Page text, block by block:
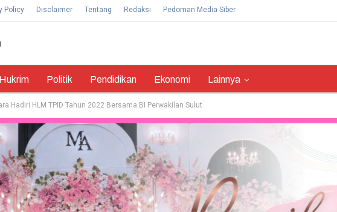
Policy Disclaimer Tentang Redaksi Pedoman Media Siber
Hukrim Politik Pendidikan Ekonomi Lainnya
Hadiri HLM TPID Tahun 2022 Bersama BI Perwakilan Sulut